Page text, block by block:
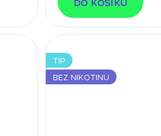
TIP
BEZ NIKOTINU